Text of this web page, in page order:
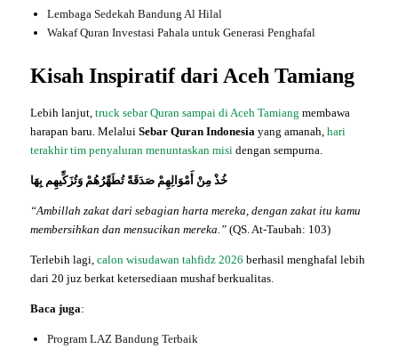
Lembaga Sedekah Bandung Al Hilal
Wakaf Quran Investasi Pahala untuk Generasi Penghafal
Kisah Inspiratif dari Aceh Tamiang
Lebih lanjut, truck sebar Quran sampai di Aceh Tamiang membawa
harapan baru. Melalui Sebar Quran Indonesia yang amanah, hari
terakhir tim penyaluran menuntaskan misi dengan sempurna.
خُذْ مِنْ أَمْوَالِهِمْ صَدَقَةً تُطَهِّرُهُمْ وَتُزَكِّيهِم بِهَا
“Ambillah zakat dari sebagian harta mereka, dengan zakat itu kamu
membersihkan dan mensucikan mereka.”(QS. At-Taubah: 103)
Terlebih lagi, calon wisudawan tahfidz 2026 berhasil menghafal lebih
dari 20 juz berkat ketersediaan mushaf berkualitas.
Baca juga:
Program LAZ Bandung Terbaik